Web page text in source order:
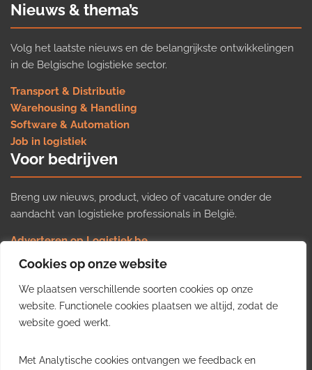
Cookies op onze website
We plaatsen verschillende soorten cookies op onze
website. Functionele cookies plaatsen we altijd, zodat de
website goed werkt.
Met Analytische cookies ontvangen we feedback en
Nieuws & thema’s
Volg het laatste nieuws en de belangrijkste ontwikkelingen
in de Belgische logistieke sector.
Transport & Distributie
Warehousing & Handling
Software & Automation
Job in logistiek
Voor bedrijven
Breng uw nieuws, product, video of vacature onder de
aandacht van logistieke professionals in België.
Adverteren op Logistiek.be
Nieuws insturen
Uw video op Logistiek.TV
Job plaatsen
Gratis wekelijkse update
inzichten uit de Belgische logistieke sector in uw inbox.